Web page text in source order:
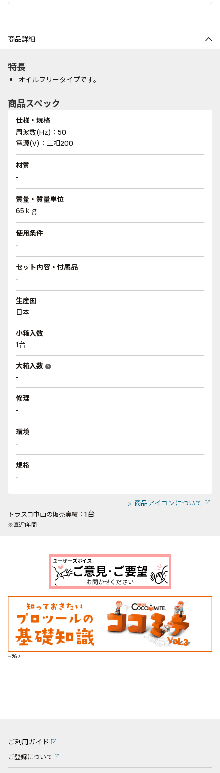
商品詳細
特長
オイルフリータイプです。
商品スペック
仕様・規格
周波数(Hz)：50
電源(V)：三相200
材質
-
質量・質量単位
65ｋｇ
使用条件
-
セット内容・付属品
-
生産国
日本
小箱入数
1台
大箱入数 help
-
修理
-
環境
-
規格
-
商品アイコンについて
トラスコ中山の販売実績： 1台
※直近1年間
--%>
ご利用ガイド
ご登録について